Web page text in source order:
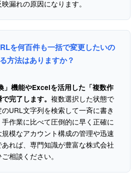
漏れの原因になります。
を何百件も一括で変更したいの
方法はありますか？
」機能やExcelを活用した「複数作
完了します。 複数選択した状態で
URL文字列を検索して一斉に書き
作業に比べて圧倒的に早く正確に
模なアカウント構成の管理や迅速
れば、専門知識が豊富な株式会社
相談ください。